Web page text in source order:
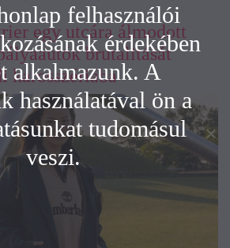
egy utcára álmodott
brutalitását
karosszériába
felhasználói
érdekében
alkalmazunk. A
használatával ön a
tudomásul
veszi.